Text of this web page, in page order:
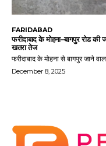
FARIDABAD
फरीदाबाद के मोहना–बागपुर रोड
खतरा तेज
फरीदाबाद के मोहना से बागपुर जाने
December 8, 2025